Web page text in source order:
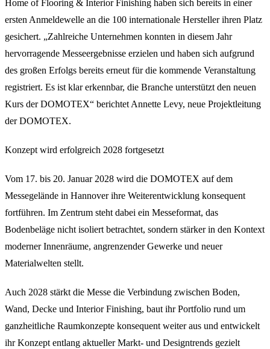
Home of Flooring & Interior Finishing haben sich bereits in einer
ersten Anmeldewelle an die 100 internationale Hersteller ihren Platz
gesichert. „Zahlreiche Unternehmen konnten in diesem Jahr
hervorragende Messeergebnisse erzielen und haben sich aufgrund
des großen Erfolgs bereits erneut für die kommende Veranstaltung
registriert. Es ist klar erkennbar, die Branche unterstützt den neuen
Kurs der DOMOTEX“ berichtet Annette Levy, neue Projektleitung
der DOMOTEX.
Konzept wird erfolgreich 2028 fortgesetzt
Vom 17. bis 20. Januar 2028 wird die DOMOTEX auf dem
Messegelände in Hannover ihre Weiterentwicklung konsequent
fortführen. Im Zentrum steht dabei ein Messeformat, das
Bodenbeläge nicht isoliert betrachtet, sondern stärker in den Kontext
moderner Innenräume, angrenzender Gewerke und neuer
Materialwelten stellt.
Auch 2028 stärkt die Messe die Verbindung zwischen Boden,
Wand, Decke und Interior Finishing, baut ihr Portfolio rund um
ganzheitliche Raumkonzepte konsequent weiter aus und entwickelt
ihr Konzept entlang aktueller Markt- und Designtrends gezielt